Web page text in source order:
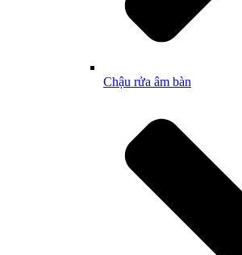
Chậu rửa âm bàn